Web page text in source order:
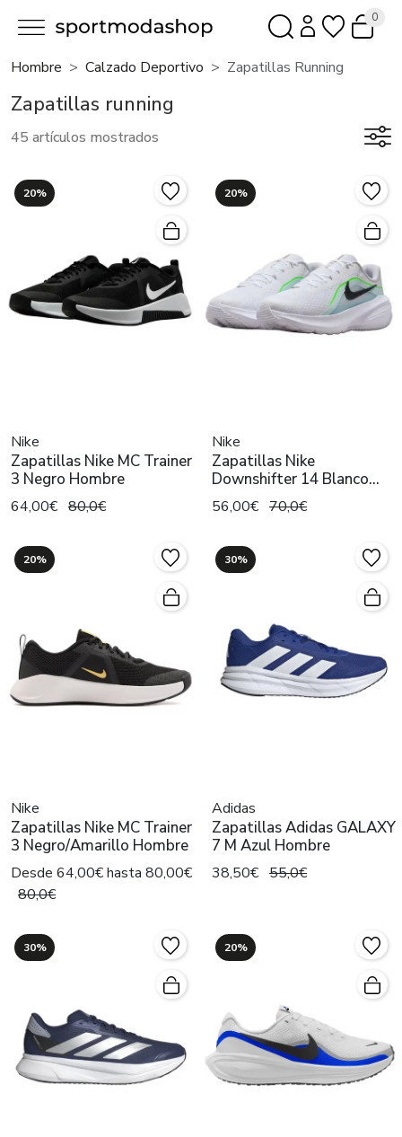
0
Hombre Calzado Deportivo Zapatillas Running
Zapatillas running
45 artículos mostrados
20%
Nike
Zapatillas Nike MC Trainer
3 Negro Hombre
64,00€ 80,0€
20%
Nike
Zapatillas Nike
Downshifter 14 Blanco
Hombre
56,00€ 70,0€
20%
Nike
Zapatillas Nike MC Trainer
3 Negro/Amarillo Hombre
Desde 64,00€ hasta 80,00€
80,0€
30%
Adidas
Zapatillas Adidas GALAXY
7 M Azul Hombre
38,50€ 55,0€
30% 20%